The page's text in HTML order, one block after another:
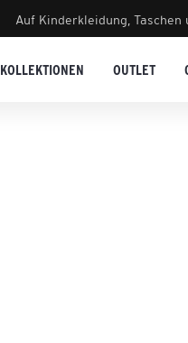
Auf Kinderkleidung, Taschen
KOLLEKTIONEN OUTLET